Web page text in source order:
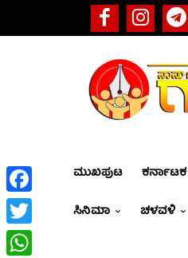
ಮುಖಪುಟ ಕರ್ನಾಟಕ
ಸಿನಿಮಾ
ಚಳವಳಿ
Facebook
Twitter